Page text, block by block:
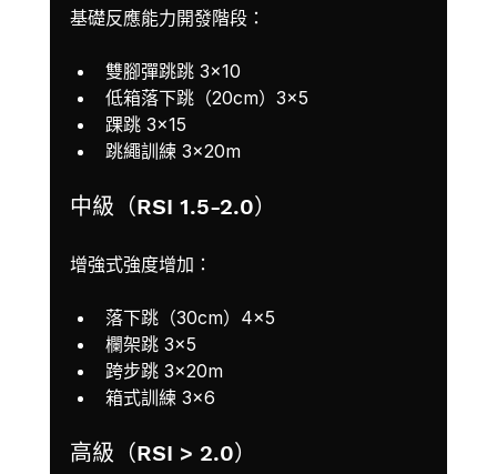
基礎反應能力開發階段：
雙腳彈跳跳 3×10
低箱落下跳（20cm）3×5
踝跳 3×15
跳繩訓練 3×20m
中級（RSI 1.5-2.0）
增強式強度增加：
落下跳（30cm）4×5
欄架跳 3×5
跨步跳 3×20m
箱式訓練 3×6
高級（RSI > 2.0）